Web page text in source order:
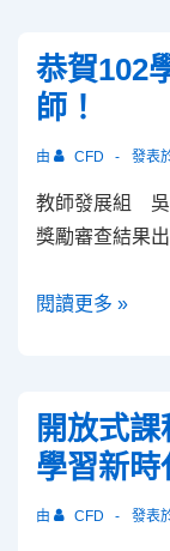
恭賀102
師！
由 CFD 發表
教師發展組 吳
獎勵審查結果
恭
年
度
優
閱讀更多 »
開放式
學習新時
由 CFD 發表